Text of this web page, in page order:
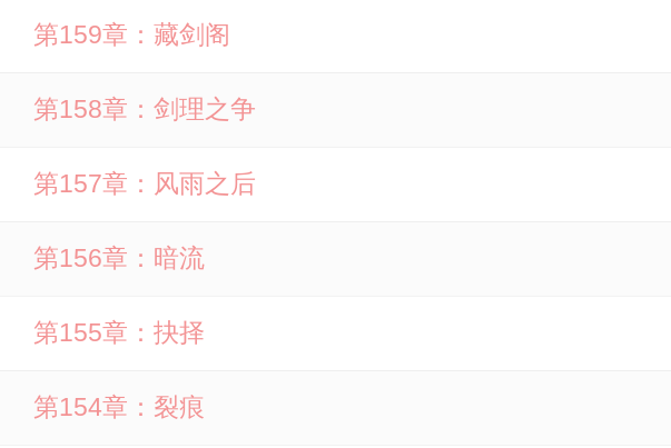
第159章：藏剑阁
第158章：剑理之争
第157章：风雨之后
第156章：暗流
第155章：抉择
第154章：裂痕